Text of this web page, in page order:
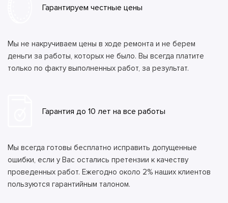
Гарантируем честные цены
Мы не накручиваем цены в ходе ремонта и не берем
деньги за работы, которых не было. Вы всегда платите
только по факту выполненных работ, за результат.
Гарантия до 10 лет на все работы
Мы всегда готовы бесплатно исправить допущенные
ошибки, если у Вас остались претензии к качеству
проведенных работ. Ежегодно около 2% наших клиентов
пользуются гарантийным талоном.